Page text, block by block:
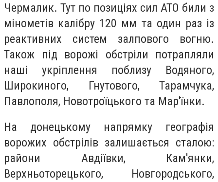
Чермалик. Тут по позиціях сил АТО били з
мінометів калібру 120 мм та один раз із
реактивних систем залпового вогню.
Також під ворожі обстріли потрапляли
наші укріплення поблизу Водяного,
Широкиного, Гнутового, Тарамчука,
Павлополя, Новотроїцького та Мар'їнки.
На донецькому напрямку географія
ворожих обстрілів залишається сталою:
райони Авдіївки, Кам'янки,
Верхньоторецького, Новгородського,